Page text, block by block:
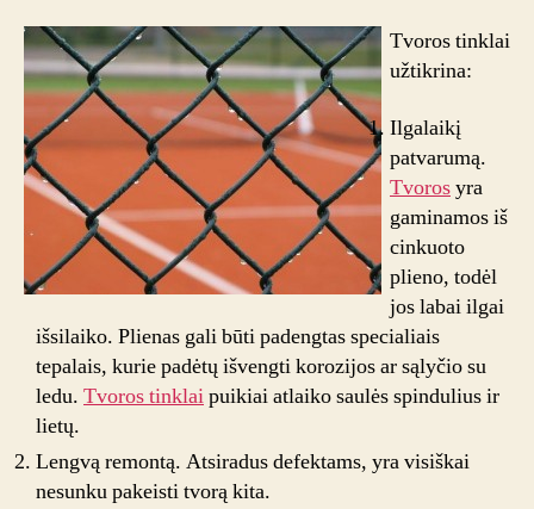
Tvoros tinklai
užtikrina:
Ilgalaikį
patvarumą.
Tvorosyra
gaminamos iš
cinkuoto
plieno, todėl
jos labai ilgai
išsilaiko. Plienas gali būti padengtas specialiais
tepalais, kurie padėtų išvengti korozijos ar sąlyčio su
ledu. Tvoros tinklaipuikiai atlaiko saulės spindulius ir
lietų.
Lengvą remontą. Atsiradus defektams, yra visiškai
nesunku pakeisti tvorą kita.